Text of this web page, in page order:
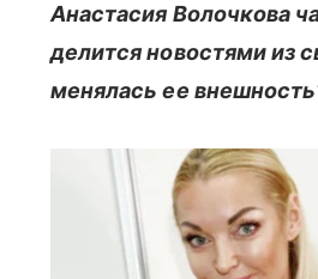
Анастасия Волочкова
делится новостями из
менялась ее